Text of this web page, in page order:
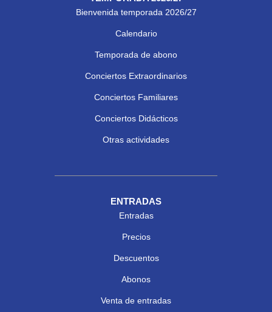
Bienvenida temporada 2026/27
Calendario
Temporada de abono
Conciertos Extraordinarios
Conciertos Familiares
Conciertos Didácticos
Otras actividades
ENTRADAS
Entradas
Precios
Descuentos
Abonos
Venta de entradas